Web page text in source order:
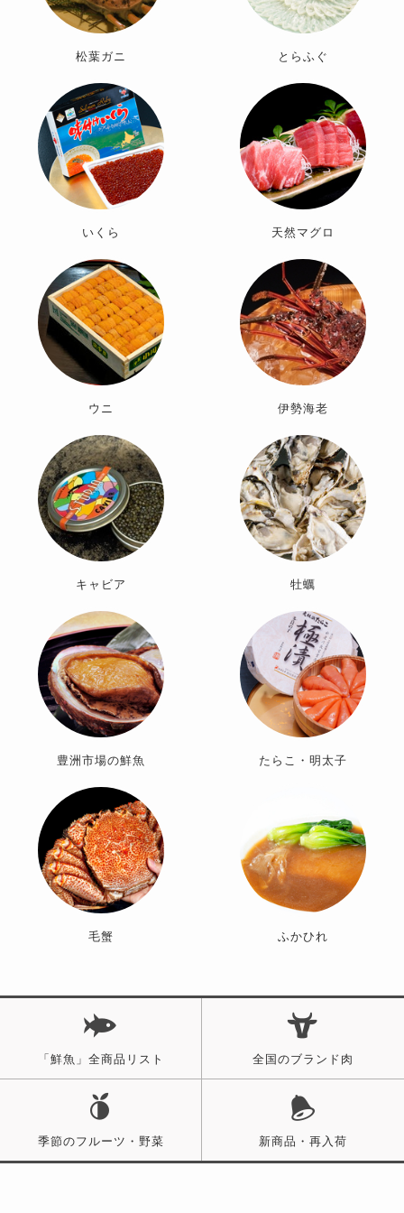
松葉ガニ とらふぐ
いくら 天然マグロ
ウニ 伊勢海老
キャビア 牡蠣
豊洲市場の鮮魚 たらこ・明太子
毛蟹 ふかひれ
「鮮魚」全商品リスト 全国のブランド肉
季節のフルーツ・野菜 新商品・再入荷